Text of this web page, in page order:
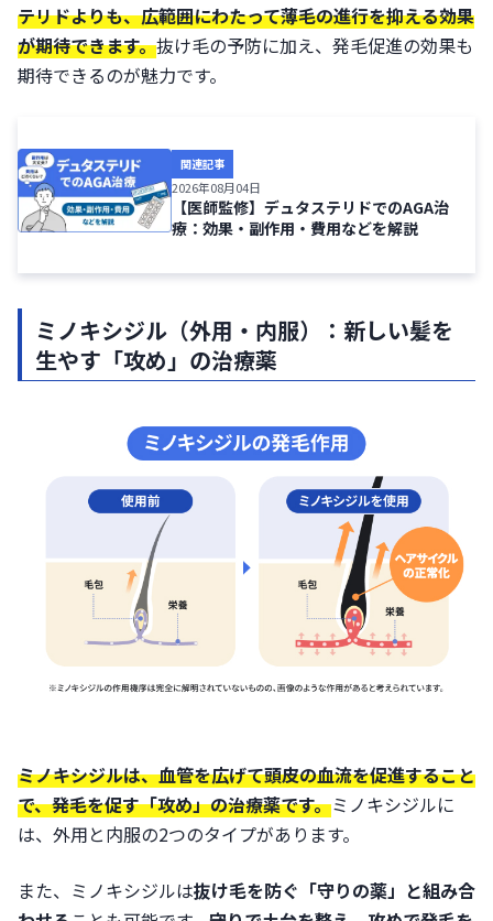
テリドよりも、広範囲にわたって薄毛の進行を抑える効果
が期待できます。抜け毛の予防に加え、発毛促進の効果も
期待できるのが魅力です。
関連記事
2026年08月04日
【医師監修】デュタステリドでのAGA治
療：効果・副作用・費用などを解説
ミノキシジル（外用・内服）：新しい髪を
生やす「攻め」の治療薬
ミノキシジルは、血管を広げて頭皮の血流を促進すること
で、発毛を促す「攻め」の治療薬です。ミノキシジルに
は、外用と内服の2つのタイプがあります。
また、ミノキシジルは抜け毛を防ぐ「守りの薬」と組み合